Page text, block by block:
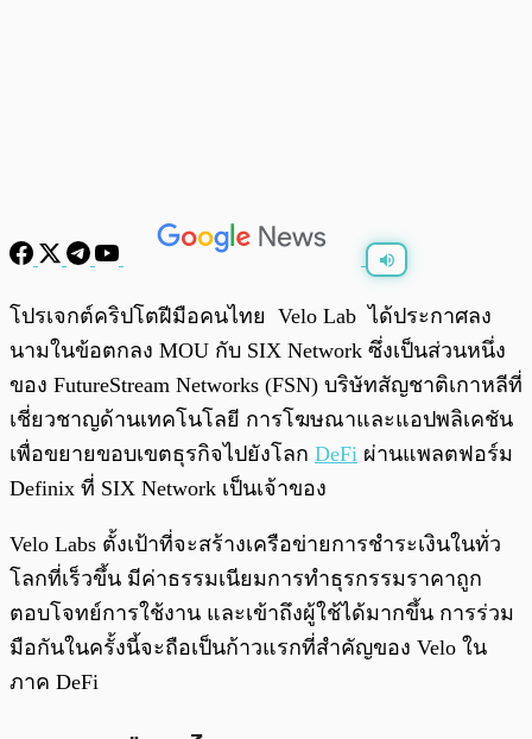
พร้อมเล่น
โปรเจกต์คริปโตฝีมือคนไทย Velo Lab ได้ประกาศลง
นามในข้อตกลง MOU กับ SIX Network ซึ่งเป็นส่วนหนึ่ง
ของ FutureStream Networks (FSN) บริษัทสัญชาติเกาหลีที่
เชี่ยวชาญด้านเทคโนโลยี การโฆษณาและแอปพลิเคชัน
เพื่อขยายขอบเขตธุรกิจไปยังโลก DeFi ผ่านแพลตฟอร์ม
Definix ที่ SIX Network เป็นเจ้าของ
Velo Labs ตั้งเป้าที่จะสร้างเครือข่ายการชำระเงินในทั่ว
โลกที่เร็วขึ้น มีค่าธรรมเนียมการทำธุรกรรมราคาถูก
ตอบโจทย์การใช้งาน และเข้าถึงผู้ใช้ได้มากขึ้น การร่วม
มือกันในครั้งนี้จะถือเป็นก้าวแรกที่สำคัญของ Velo ใน
ภาค DeFi